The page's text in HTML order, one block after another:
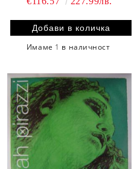
Имаме 1 в наличност